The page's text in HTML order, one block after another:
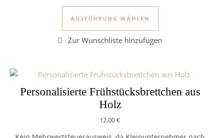
AUSFÜHRUNG WÄHLEN
Dieses Produkt
Personalisierte Frühstücksbrettchen aus
Holz
12,00€